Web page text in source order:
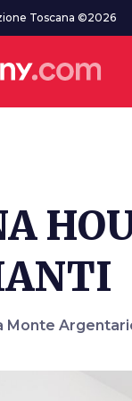
Toscana ©2026
Monte